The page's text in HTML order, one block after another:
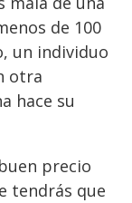
de 100
un individuo
otra
hace su
precio
tendrás que